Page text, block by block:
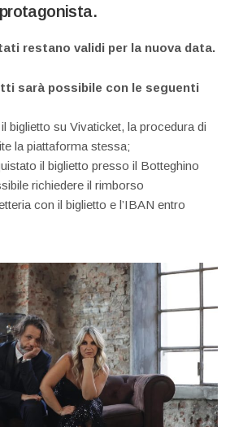
protagonista.
restano validi per la nuova data.
sarà possibile con le seguenti
biglietto su Vivaticket, la procedura di
la piattaforma stessa;
il biglietto presso il Botteghino
richiedere il rimborso
con il biglietto e l’IBAN entro